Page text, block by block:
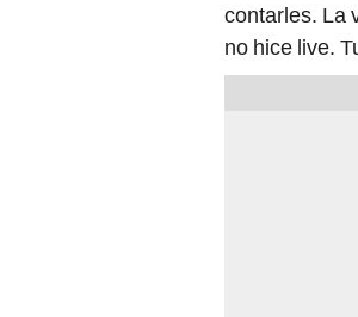
contarles. La
no hice live.